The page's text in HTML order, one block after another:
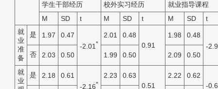
学生干部经历 校外实习经历
就业指导课程
M
SD t M SD t M SD
t
就
业
准
备
是 1.97
0.47
-2.01 *
2.01
0.48
0.91
1.98
0.48
-
否
2.03 0.50 1.99 0.50 2.09 0.50
就
业
是 2.18
0.61
-2.16*
2.23
0.63
0.51
2.22
0.62
-